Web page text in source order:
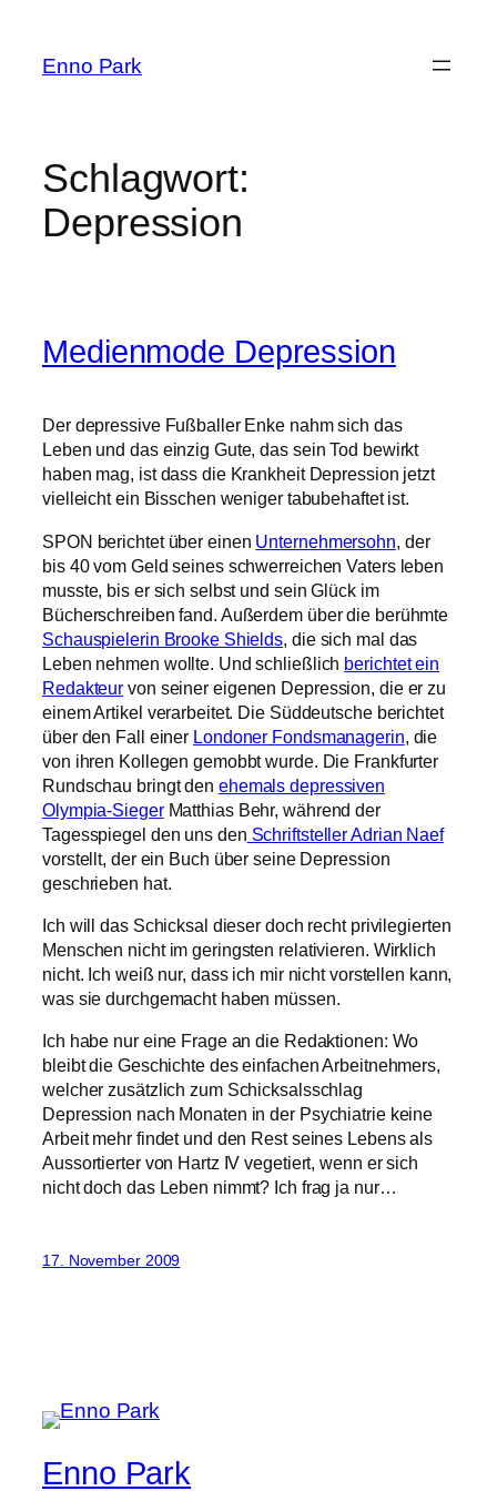
springen
Enno Park
Schlagwort:
Depression
Medienmode Depression
Der depressive Fußballer Enke nahm sich das
Leben und das einzig Gute, das sein Tod bewirkt
haben mag, ist dass die Krankheit Depression jetzt
vielleicht ein Bisschen weniger tabubehaftet ist.
SPON berichtet über einen Unternehmersohn, der
bis 40 vom Geld seines schwerreichen Vaters leben
musste, bis er sich selbst und sein Glück im
Bücherschreiben fand. Außerdem über die berühmte
Schauspielerin Brooke Shields, die sich mal das
Leben nehmen wollte. Und schließlich berichtet ein
Redakteur von seiner eigenen Depression, die er zu
einem Artikel verarbeitet. Die Süddeutsche berichtet
über den Fall einer Londoner Fondsmanagerin, die
von ihren Kollegen gemobbt wurde. Die Frankfurter
Rundschau bringt den ehemals depressiven
Olympia-SiegerMatthias Behr, während der
Tagesspiegel den uns den Schriftsteller Adrian Naef
vorstellt, der ein Buch über seine Depression
geschrieben hat.
Ich will das Schicksal dieser doch recht privilegierten
Menschen nicht im geringsten relativieren. Wirklich
nicht. Ich weiß nur, dass ich mir nicht vorstellen kann,
was sie durchgemacht haben müssen.
Ich habe nur eine Frage an die Redaktionen: Wo
bleibt die Geschichte des einfachen Arbeitnehmers,
welcher zusätzlich zum Schicksalsschlag
Depression nach Monaten in der Psychiatrie keine
Arbeit mehr findet und den Rest seines Lebens als
Aussortierter von Hartz IV vegetiert, wenn er sich
nicht doch das Leben nimmt? Ich frag ja nur…
17. November 2009
Enno Park